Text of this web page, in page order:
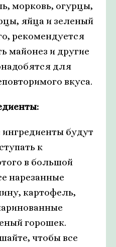
морковь, огурцы,
яйца и зеленый
рекомендуется
майонез и другие
для
вкуса.
ингредиенты будут
к
в большой
нарезанные
картофель,
горошек.
чтобы все